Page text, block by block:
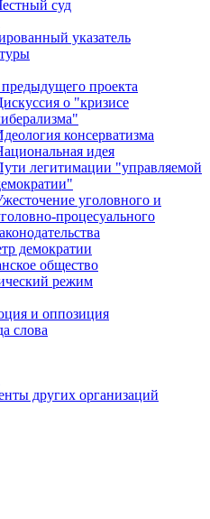
суд
указатель
проекта
о "кризисе
консерватизма
идея
легитимации "управляемой
уголовного и
процесуального
демократии
общество
режим
и оппозиция
слова
других организаций